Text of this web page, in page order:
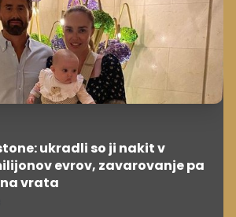
ukradli so ji nakit v
evrov, zavarovanje pa
vrata